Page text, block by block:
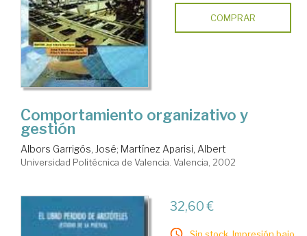
COMPRAR
Comportamiento organizativo y
gestión
Albors Garrigós, José; Martínez Aparisi, Albert
Universidad Politécnica de Valencia. Valencia, 2002
32,60 €